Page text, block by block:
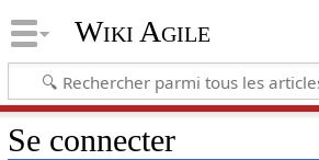
Wiki Agile
Se connecter